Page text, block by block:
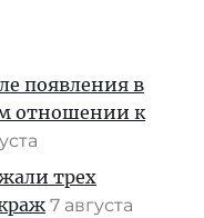
появления в
отношении к
трех
7 августа